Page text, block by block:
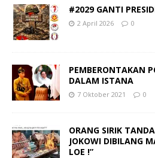
#2029 GANTI
2 April 2026 0
PEMBERONTAKAN
DALAM ISTANA
7 Oktober 2021 0
ORANG SIRIK
JOKOWI DIBILANG
LOE !”